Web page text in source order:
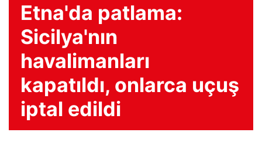
Etna'da patlama:
Sicilya'nın
havalimanları
kapatıldı, onlarca uçuş
iptal edildi